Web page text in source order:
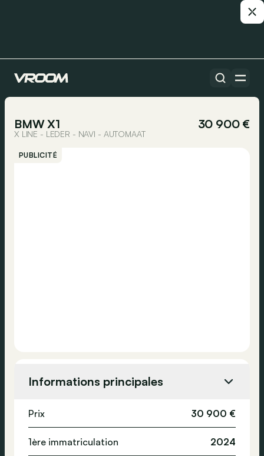
Toutes les voitures
BMW X1 30 900 €
X LINE - LEDER - NAVI - AUTOMAAT
PUBLICITÉ
Informations principales
Prix 30 900 €
1ère immatriculation 2024